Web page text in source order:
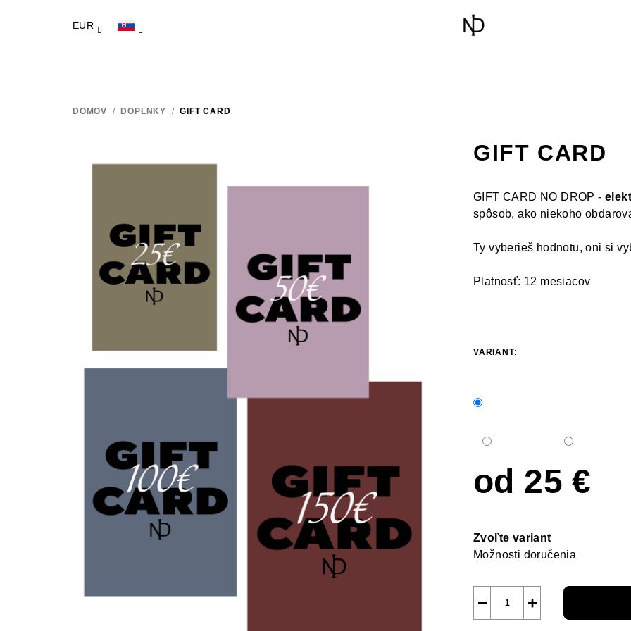
EUR
DOMOV / DOPLNKY / GIFT CARD
GIFT CARD
GIFT CARD NO DROP -
spôsob, ako niekoho
Ty vyberieš hodnotu, oni si
Platnosť: 12 mesiacov
VARIANT:
od 25 €
cena:
Zvoľte variant
Možnosti doručenia
+
−